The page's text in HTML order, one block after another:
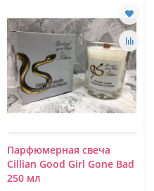
Парфюмерная свеча
Cillian Good Girl Gone Bad
250 мл